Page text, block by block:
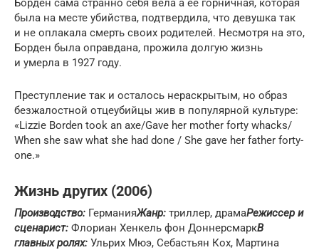
Борден сама странно себя вела а ее горничная, которая
была на месте убийства, подтвердила, что девушка так
и не оплакала смерть своих родителей. Несмотря на это,
Борден была оправдана, прожила долгую жизнь
и умерла в 1927 году.
Преступление так и осталось нераскрытым, но образ
безжалостной отцеубийцы жив в популярной культуре:
«Lizzie Borden took an axe/​Gave her mother forty whacks/​
When she saw what she had done / She gave her father forty-
one.»
Жизнь других (2006)
Производство: ГерманияЖанр: триллер, драмаРежиссер и
сценарист: Флориан Хенкель фон ДоннерсмаркВ
главных ролях: Ульрих Мюэ, Себастьян Кох, Мартина